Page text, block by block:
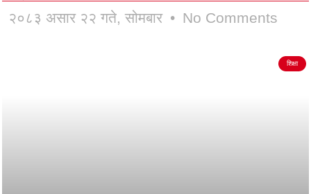
२०८३ असार २२ गते, सोमबार
No Comments
शिक्षा